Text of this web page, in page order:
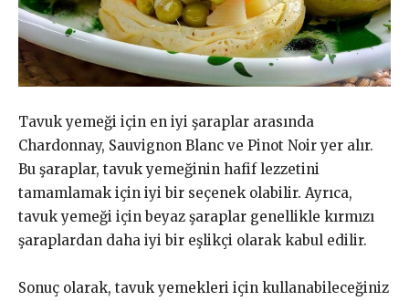
Tavuk yemeği için en iyi şaraplar arasında
Chardonnay, Sauvignon Blanc ve Pinot Noir yer alır.
Bu şaraplar, tavuk yemeğinin hafif lezzetini
tamamlamak için iyi bir seçenek olabilir. Ayrıca,
tavuk yemeği için beyaz şaraplar genellikle kırmızı
şaraplardan daha iyi bir eşlikçi olarak kabul edilir.
Sonuç olarak, tavuk yemekleri için kullanabileceğiniz